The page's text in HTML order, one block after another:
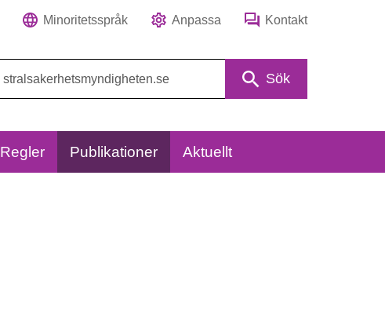
Minoritetsspråk Anpassa Kontakt
Sök
Regler Publikationer Aktuellt